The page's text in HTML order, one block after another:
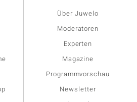
Über Juwelo
Moderatoren
Experten
Magazine
Programmvorschau
Newsletter